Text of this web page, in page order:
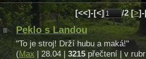
[<<]-[<]
/2 [>
Peklo s Landou
"To je stroj! Drží hubu a maká!"
(Max | 28.04 | 3215 přečtení | v